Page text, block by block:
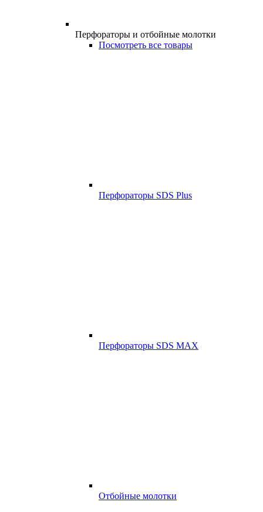
Перфораторы и отбойные молотки
Посмотреть все товары
Перфораторы SDS Plus
Перфораторы SDS MAX
Отбойные молотки